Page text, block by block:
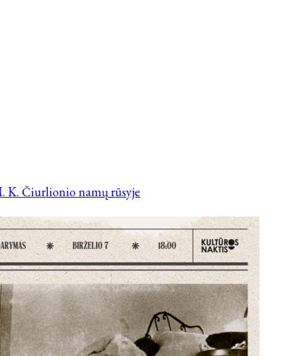
K. Čiurlionio namų rūsyje